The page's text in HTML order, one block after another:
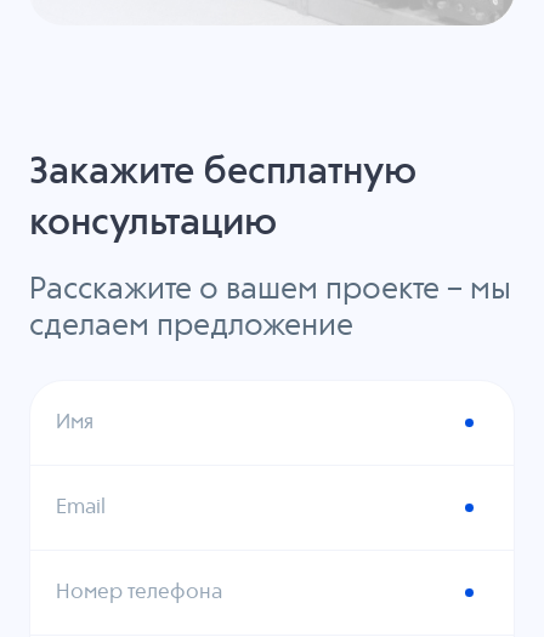
Закажите бесплатную
консультацию
Расскажите о вашем проекте – мы
сделаем предложение
Имя
Email
Номер телефона